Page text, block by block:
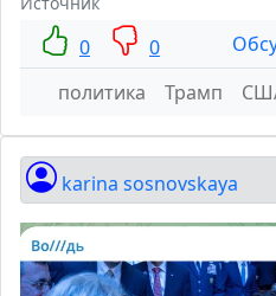
0 0
политика
Трамп
karina sosnovskaya